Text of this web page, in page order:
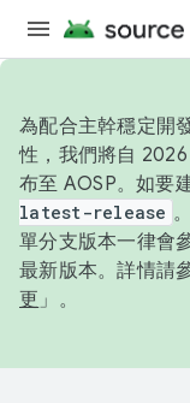
為配合主幹穩定開
性，我們將自
布至 AOSP。如要
latest-release 。
單分支版本一律會
最新版本。詳情請
更 」。